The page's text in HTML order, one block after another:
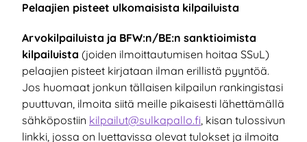
Pelaajien pisteet ulkomaisista kilpailuista
Arvokilpailuista ja BFW:n/BE:n sanktioimista
kilpailuista (joiden ilmoittautumisen hoitaa SSuL)
pelaajien pisteet kirjataan ilman erillistä pyyntöä.
Jos huomaat jonkun tällaisen kilpailun rankingistasi
puuttuvan, ilmoita siitä meille pikaisesti lähettämällä
sähköpostiin kilpailut@sulkapallo.fi, kisan tulossivun
linkki, jossa on luettavissa olevat tulokset ja ilmoita